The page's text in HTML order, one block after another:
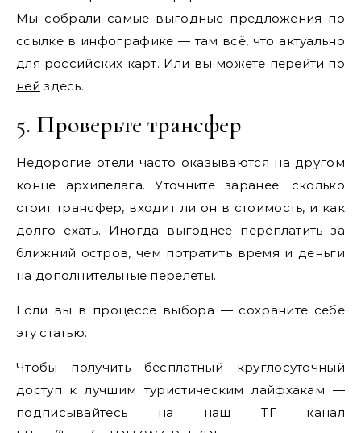
Мы собрали самые выгодные предложения по
ссылке в инфографике — там всё, что актуально
для российских карт. Или вы можете перейти по
ней здесь.
5. Проверьте трансфер
Недорогие отели часто оказываются на другом
конце архипелага. Уточните заранее: сколько
стоит трансфер, входит ли он в стоимость, и как
долго ехать. Иногда выгоднее переплатить за
ближний остров, чем потратить время и деньги
на дополнительные перелеты.
Если вы в процессе выбора — сохраните себе
эту статью.
Чтобы получить бесплатный круглосуточный
доступ к лучшим туристическим лайфхакам —
подписывайтесь на наш ТГ канал